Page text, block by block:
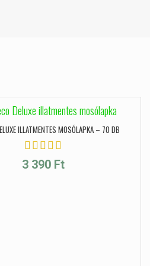
ILLATMENTES MOSÓLAPKA – 70 DB
3 390 Ft